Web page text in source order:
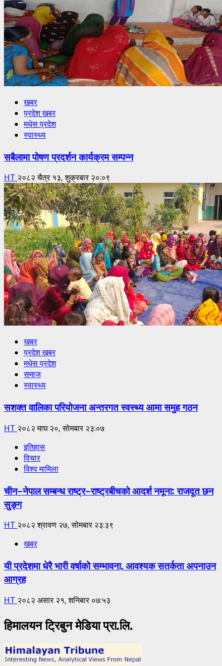
खबर
प्रदेश खबर
मधेस प्रदेश
स्वास्थ्य
सबैलामा पोषण प्रदर्शन कार्यक्रम सम्पन्न
HT २०८२ चैत्र १३, शुक्रबार २०:०९
खबर
प्रदेश खबर
मधेस प्रदेश
समाज
स्वास्थ्य
सशक्त वालिका परियोजना अन्तरगत स्वस्थ्य आमा समुह गठन
HT २०८२ माघ २०, सोमबार २३:०७
इतिहास
विचार
विश्व मामिला
चीन–नेपाल सम्बन्ध राष्ट्र–राष्ट्रबीचको आदर्श नमूना: राजदूत छन
सुङ्ग
HT २०८२ श्रावण २७, सोमबार २३:३९
खबर
यी प्रदेशमा धेरै भारी वर्षाको सम्भावना, आवश्यक सतर्कता अपनाउन
आग्रह
HT २०८२ असार २१, शनिबार ०७:५३
हिमालयन ट्रिबुन मेडिया प्रा.लि.